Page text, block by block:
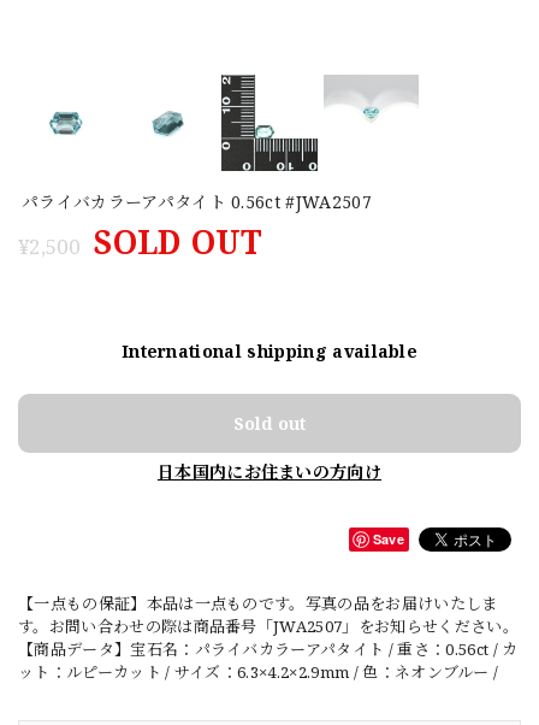
パライバカラーアパタイト 0.56ct #JWA2507
¥2,500 SOLD OUT
International shipping available
Sold out
日本国内にお住まいの方向け
Save
【一点もの保証】本品は一点ものです。写真の品をお届けいたしま
す。お問い合わせの際は商品番号「JWA2507」をお知らせください。
【商品データ】宝石名：パライバカラーアパタイト / 重さ：0.56ct / カ
ット：ルピーカット / サイズ：6.3×4.2×2.9mm / 色：ネオンブルー /